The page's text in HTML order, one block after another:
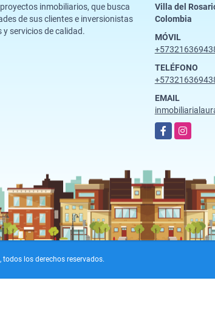
inmobiliarios, que busca
de sus clientes e inversionistas
servicios de calidad.
Villa del
Colombia
MÓVIL
TELÉFONO
EMAIL
FacebookInstagram
, todos los derechos reservados.